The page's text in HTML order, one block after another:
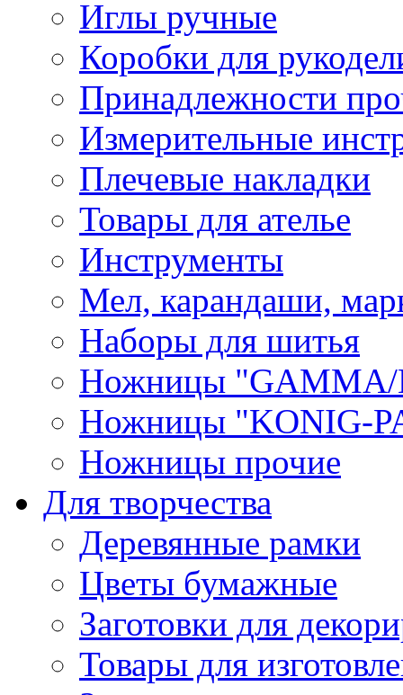
Иглы ручные
Коробки для
Принадлежности
Измерительные
Плечевые накладки
Товары для ателье
Инструменты
Мел, карандаши,
Наборы для шитья
Ножницы "GAMMA/
Ножницы "KONIG-
Ножницы прочие
Для творчества
Деревянные рамки
Цветы бумажные
Заготовки для
Товары для